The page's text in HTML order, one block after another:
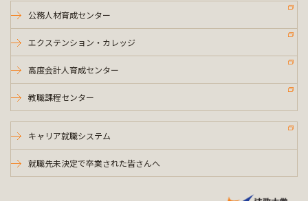
公務人材育成センター
エクステンション・カレッジ
高度会計人育成センター
教職課程センター
キャリア就職システム
就職先未決定で卒業された皆さんへ